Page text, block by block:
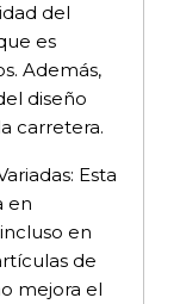
del
es
Además,
diseño
carretera.
Esta
en
en
de
mejora el